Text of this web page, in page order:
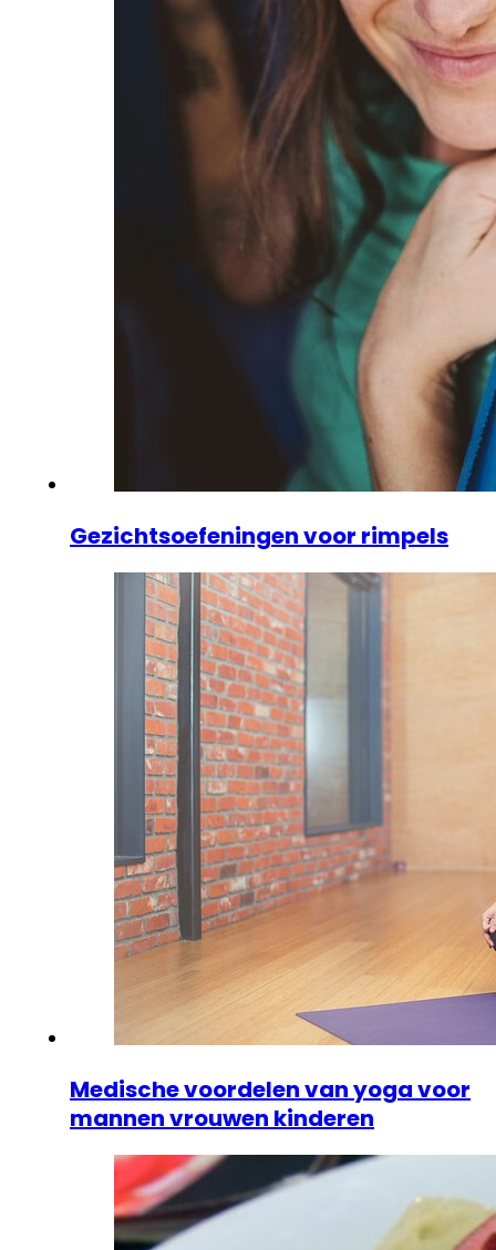
Gezichtsoefeningen voor rimpels
Medische voordelen van yoga voor
mannen vrouwen kinderen